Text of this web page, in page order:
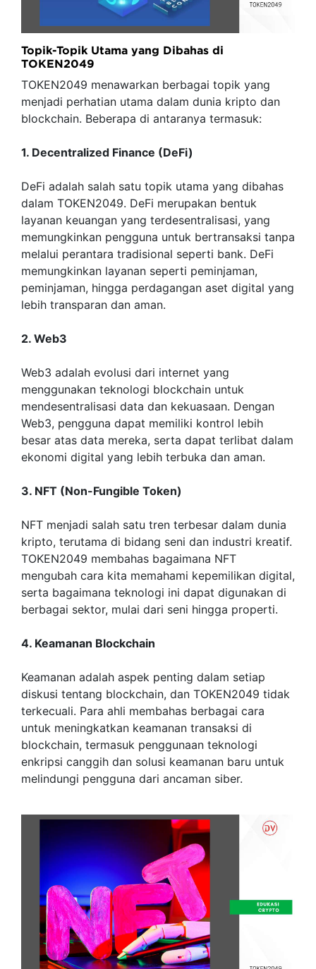
Topik-Topik Utama yang Dibahas di
TOKEN2049
TOKEN2049 menawarkan berbagai topik yang
menjadi perhatian utama dalam dunia kripto dan
blockchain. Beberapa di antaranya termasuk:
1. Decentralized Finance (DeFi)
DeFi adalah salah satu topik utama yang dibahas
dalam TOKEN2049. DeFi merupakan bentuk
layanan keuangan yang terdesentralisasi, yang
memungkinkan pengguna untuk bertransaksi tanpa
melalui perantara tradisional seperti bank. DeFi
memungkinkan layanan seperti peminjaman,
peminjaman, hingga perdagangan aset digital yang
lebih transparan dan aman.
2. Web3
Web3 adalah evolusi dari internet yang
menggunakan teknologi blockchain untuk
mendesentralisasi data dan kekuasaan. Dengan
Web3, pengguna dapat memiliki kontrol lebih
besar atas data mereka, serta dapat terlibat dalam
ekonomi digital yang lebih terbuka dan aman.
3. NFT (Non-Fungible Token)
NFT menjadi salah satu tren terbesar dalam dunia
kripto, terutama di bidang seni dan industri kreatif.
TOKEN2049 membahas bagaimana NFT
mengubah cara kita memahami kepemilikan digital,
serta bagaimana teknologi ini dapat digunakan di
berbagai sektor, mulai dari seni hingga properti.
4. Keamanan Blockchain
Keamanan adalah aspek penting dalam setiap
diskusi tentang blockchain, dan TOKEN2049 tidak
terkecuali. Para ahli membahas berbagai cara
untuk meningkatkan keamanan transaksi di
blockchain, termasuk penggunaan teknologi
enkripsi canggih dan solusi keamanan baru untuk
melindungi pengguna dari ancaman siber.